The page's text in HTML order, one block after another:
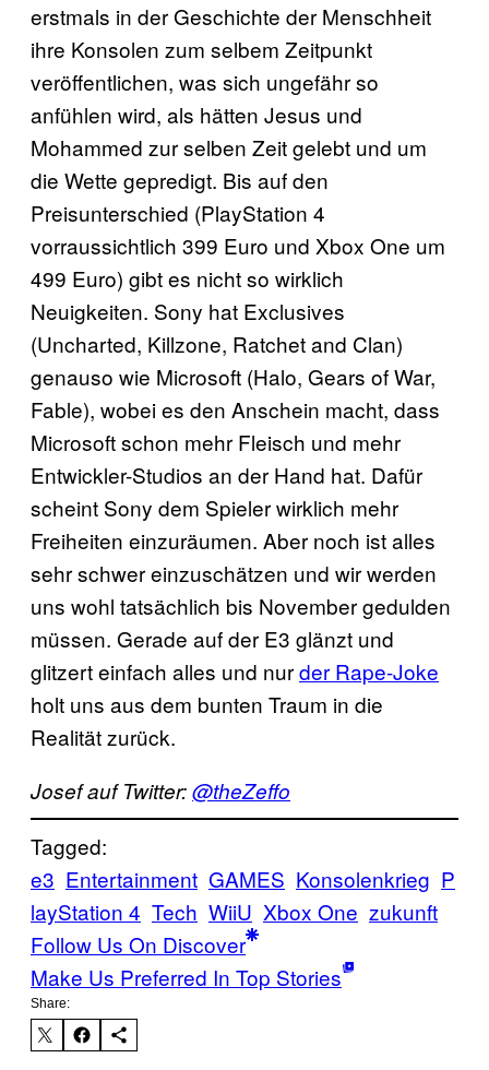
erstmals in der Geschichte der Menschheit
ihre Konsolen zum selbem Zeitpunkt
veröffentlichen, was sich ungefähr so
anfühlen wird, als hätten Jesus und
Mohammed zur selben Zeit gelebt und um
die Wette gepredigt. Bis auf den
Preisunterschied (PlayStation 4
vorraussichtlich 399 Euro und Xbox One um
499 Euro) gibt es nicht so wirklich
Neuigkeiten. Sony hat Exclusives
(Uncharted, Killzone, Ratchet and Clan)
genauso wie Microsoft (Halo, Gears of War,
Fable), wobei es den Anschein macht, dass
Microsoft schon mehr Fleisch und mehr
Entwickler-Studios an der Hand hat. Dafür
scheint Sony dem Spieler wirklich mehr
Freiheiten einzuräumen. Aber noch ist alles
sehr schwer einzuschätzen und wir werden
uns wohl tatsächlich bis November gedulden
müssen. Gerade auf der E3 glänzt und
glitzert einfach alles und nurder Rape-Joke
holt uns aus dem bunten Traum in die
Realität zurück.
Josef auf Twitter:@theZeffo
Tagged:
e3 Entertainment GAMES Konsolenkrieg P
layStation 4 Tech WiiU Xbox One zukunft
Follow Us On Discover
Make Us Preferred In Top Stories
Share: